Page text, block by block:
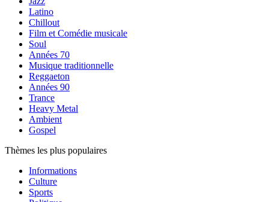
Latino
Chillout
Film et Comédie musicale
Soul
Années 70
Musique traditionnelle
Reggaeton
Années 90
Trance
Heavy Metal
Ambient
Gospel
Thèmes les plus populaires
Informations
Culture
Sports